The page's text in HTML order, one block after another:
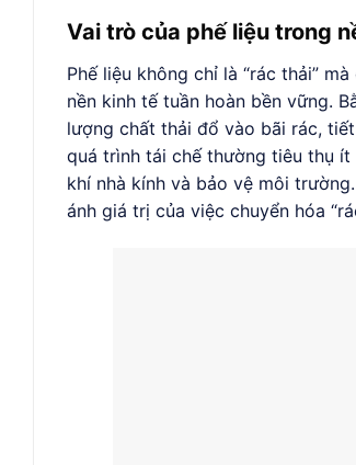
Vai trò của phế liệu trong
Phế liệu không chỉ là “rác thải”
nền kinh tế tuần hoàn bền vững.
lượng chất thải đổ vào bãi rác,
quá trình tái chế thường tiêu thụ
khí nhà kính và bảo vệ môi
ánh giá trị của việc chuyển hóa